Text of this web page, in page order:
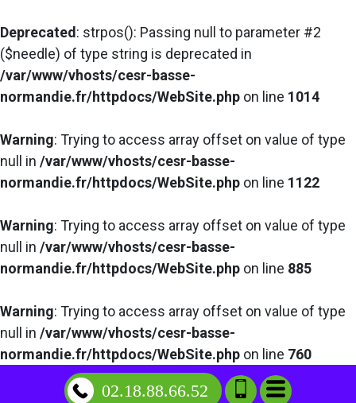
Deprecated : strpos(): Passing null to parameter #2
($needle) of type string is deprecated in
/var/www/vhosts/cesr-basse-
normandie.fr/httpdocs/WebSite.php on line 1014
Warning: Trying to access array offset on value of type
null in /var/www/vhosts/cesr-basse-
normandie.fr/httpdocs/WebSite.php on line 1122
Warning: Trying to access array offset on value of type
null in /var/www/vhosts/cesr-basse-
normandie.fr/httpdocs/WebSite.php on line 885
Warning: Trying to access array offset on value of type
null in /var/www/vhosts/cesr-basse-
normandie.fr/httpdocs/WebSite.php on line 760
02.18.88.66.52